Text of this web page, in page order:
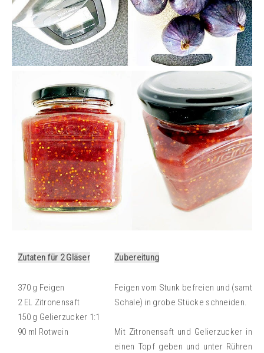
Zutaten für 2 Gläser Zubereitung
370 g Feigen
2 EL Zitronensaft
150 g Gelierzucker 1:1
90 ml Rotwein
Feigen vom Stunk befreien und (samt
Schale) in grobe Stücke schneiden.
Mit Zitronensaft und Gelierzucker in
einen Topf geben und unter Rühren